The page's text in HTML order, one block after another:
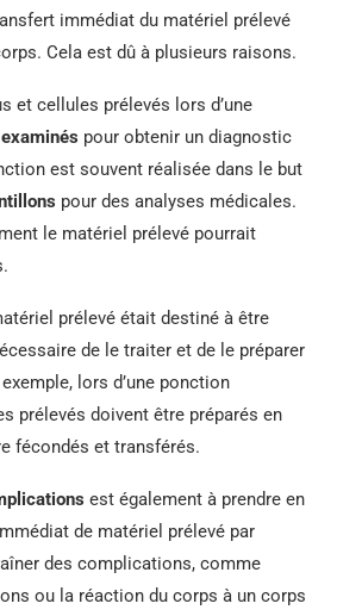
immédiat du matériel prélevé
Cela est dû à plusieurs raisons.
et cellules prélevés lors d’une
examinés pour obtenir un diagnostic
est souvent réalisée dans le but
pour des analyses médicales.
le matériel prélevé pourrait
prélevé était destiné à être
de le traiter et de le préparer
lors d’une ponction
prélevés doivent être préparés en
fécondés et transférés.
est également à prendre en
de matériel prélevé par
des complications, comme
ou la réaction du corps à un corps